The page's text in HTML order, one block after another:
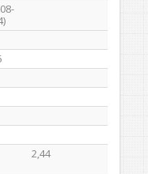
2,44